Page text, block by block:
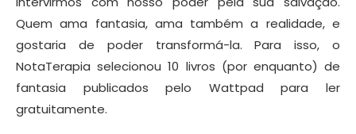
Quem ama fantasia, ama também a realidade, e
gostaria de poder transformá-la. Para isso, o
NotaTerapia selecionou 10 livros (por enquanto) de
fantasia publicados pelo Wattpad para ler
gratuitamente.